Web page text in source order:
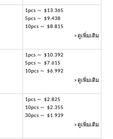
1pcs ～ $13.365
5pcs ～ $9.438
10pcs ～ $8.815
> ดูเพิ่มเติม
1pcs ～ $10.392
5pcs ～ $7.615
10pcs ～ $6.992
> ดูเพิ่มเติม
1pcs ～ $2.825
10pcs ～ $2.355
30pcs ～ $1.939
> ดูเพิ่มเติม